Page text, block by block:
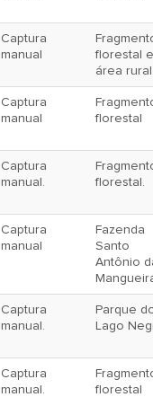
Captura
manual
florestal
área rural
Captura
manual
florestal
Captura
manual.
florestal.
Captura
manual
Fazenda
Santo
Antônio
Captura
manual.
Parque
Lago
Captura
manual.
florestal